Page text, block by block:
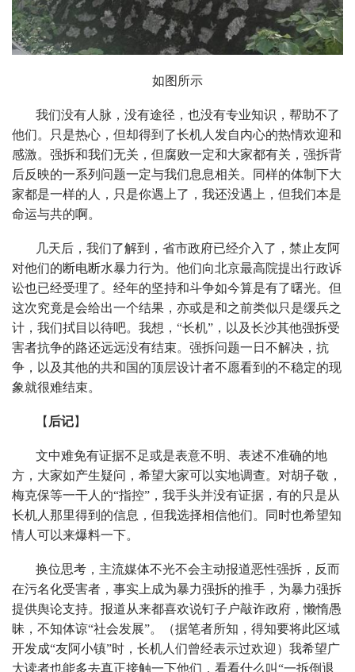
如图所示
我们没有人脉，没有途径，也没有专业知识，帮助不了
他们。只是热心，但却得到了长机人发自内心的热情欢迎和
感激。强拆和我们无关，但腐败一定和大家都有关，强拆背
后反映的一系列问题一定与我们息息相关。同样的体制下大
家都是一样的人，只是你遇上了，我还没遇上，但我们本是
命运与共的啊。
几天后，我们了解到，省市政府已经介入了，禁止友阿
对他们的断电断水暴力行为。他们向北京最高院提出行政诉
讼也已经受理了。经年的坚持和斗争如今算是有了曙光。但
这次究竟是会给出一个结果，亦或是和之前类似只是缓兵之
计，我们拭目以待吧。我想，“长机”，以及长沙其他强拆受
害者抗争的路还远远没有结束。强拆问题一日不解决，抗
争，以及其他的共和国的顶层设计者不愿看到的不稳定的现
象就很难结束。
【 后记】
文中难免有证据不足或是表意不明、表述不准确的地
方，大家如产生疑问，希望大家可以实地调查。对胡子敬，
梅克保等一干人的“指控”，我手头并没有证据，有的只是从
长机人那里得到的信息，但我选择相信他们。同时也希望知
情人可以来爆料一下。
换位思考，主流媒体不光不会主动报道恶性强拆，反而
在污名化受害者，事实上成为暴力强拆的推手，为暴力强拆
提供舆论支持。报道从来都喜欢说钉子户敲诈政府，懒惰愚
昧，不知体谅“社会发展”。（据笔者所知，得知要将此区域
开发成“友阿小镇”时，长机人们曾经表示过欢迎）我希望广
大读者也能多去真正接触一下他们，看看什么叫“一拆倒退